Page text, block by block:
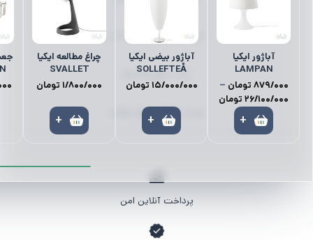
آباژور ایکیا
LAMPAN
879/000 تومان –
26/100/000 تومان
879/000 تومان
+
آباژور بیضی ایکیا
SOLLEFTEÅ
15/000/000 تومان
+
چراغ مطالعه ایکیا
SVALLET
1/800/000 تومان
+
میز ناهارخوری | میز | صندلی
کمد | نظم‌دهنده‌ها
لوستر | آباژور | چراغ مطالعه
پرداخت آنلاین امن